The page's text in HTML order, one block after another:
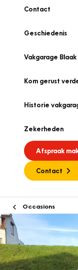
Contact
Geschiedenis
Vakgarage Blaak
Kom gerust
Historie
Zekerheden
Afspraak
Contact
Occasions